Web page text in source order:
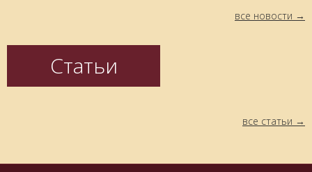
все новости
Статьи
все статьи